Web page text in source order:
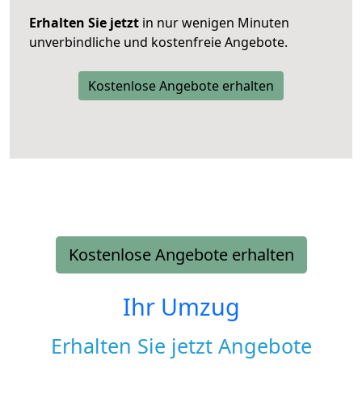
Erhalten Sie jetzt in nur wenigen Minuten
unverbindliche und kostenfreie Angebote.
Kostenlose Angebote erhalten
Kostenlose Angebote erhalten
Ihr Umzug
Erhalten Sie jetzt Angebote